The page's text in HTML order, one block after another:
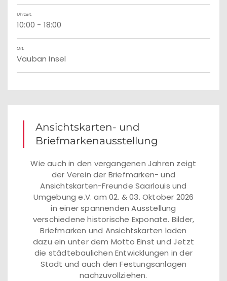
Uhrzeit:
10:00 - 18:00
Ort:
Vauban Insel
Ansichtskarten- und
Briefmarkenausstellung
Wie auch in den vergangenen Jahren zeigt
der Verein der Briefmarken- und
Ansichtskarten-Freunde Saarlouis und
Umgebung e.V. am 02. & 03. Oktober 2026
in einer spannenden Ausstellung
verschiedene historische Exponate. Bilder,
Briefmarken und Ansichtskarten laden
dazu ein unter dem Motto Einst und Jetzt
die städtebaulichen Entwicklungen in der
Stadt und auch den Festungsanlagen
nachzuvollziehen.